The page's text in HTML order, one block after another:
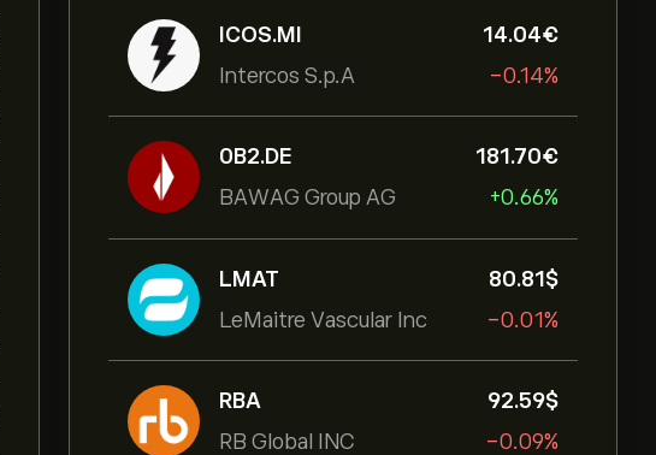
ICOS.MI
Intercos S.p.A
14.04‎€‎
-0.14%
0B2.DE
BAWAG Group AG
181.70‎€‎
+0.66%
LMAT
LeMaitre Vascular Inc
80.81‎$‎
-0.01%
RBA
RB Global INC
92.59‎$‎
-0.09%